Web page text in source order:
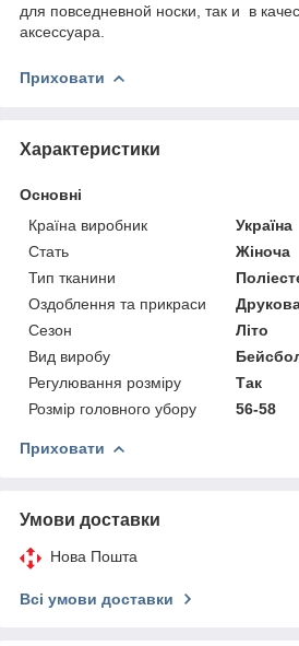
для повседневной носки, так и в
аксессуара.
Приховати
Характеристики
Основні
Країна виробник
Україна
Стать
Жіноча
Тип тканини
Оздоблення та прикраси
Сезон
Літо
Вид виробу
Регулювання розміру
Так
Розмір головного убору
56-58
Приховати
Умови доставки
Нова Пошта
Всі умови доставки